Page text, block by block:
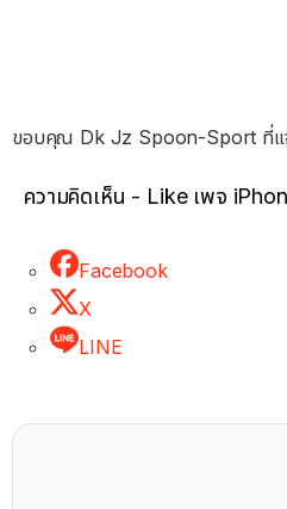
ขอบคุณ Dk Jz Spoon-Sport ที่แจ้
ความคิดเห็น - Like เพจ
Facebook
X
LINE